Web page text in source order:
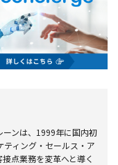
ンは、1999年に国内初
ティング・セールス・ア
点業務を変革へと導く